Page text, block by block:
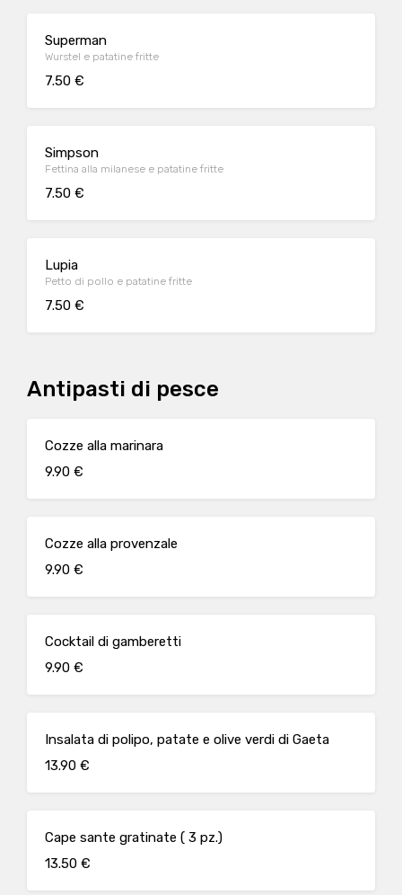
Superman
Wurstel e patatine fritte
7.50 €
Simpson
Fettina alla milanese e patatine fritte
7.50 €
Lupia
Petto di pollo e patatine fritte
7.50 €
Antipasti di pesce
Cozze alla marinara
9.90 €
Cozze alla provenzale
9.90 €
Cocktail di gamberetti
9.90 €
Insalata di polipo, patate e olive verdi di Gaeta
13.90 €
Cape sante gratinate ( 3 pz.)
13.50 €